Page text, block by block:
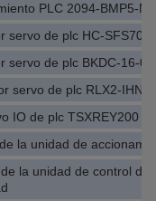
PLC 2094-BMP5-M
servo de plc HC-
servo de plc BKDC-16-
servo de plc RLX2-
IO de plc TSXREY200
la unidad de
la unidad de control de